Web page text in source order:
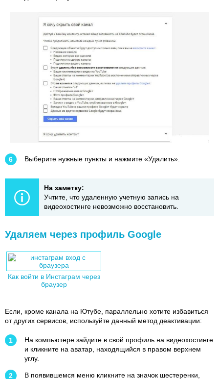
Выберите нужные пункты и нажмите «Удалить».
На заметку:
Учтите, что удаленную учетную запись на
видеохостинге невозможно восстановить.
Удаляем через профиль Google
Как войти в Инстаграм через
браузер
Если, кроме канала на Ютубе, параллельно хотите избавиться
от других сервисов, используйте данный метод деактивации:
На компьютере зайдите в свой профиль на видеохостинге
и кликните на аватар, находящийся в правом верхнем
углу.
В появившемся меню кликните на значок шестеренки,